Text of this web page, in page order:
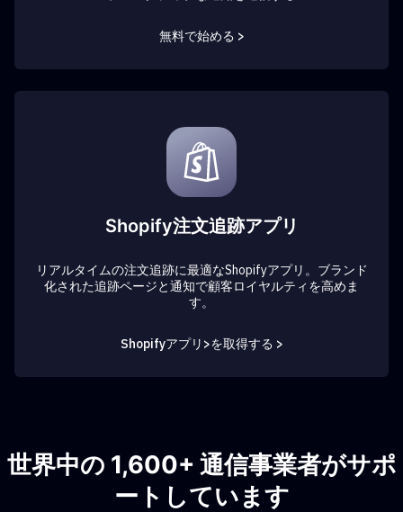
無料で始める >
Shopify注文追跡アプリ
リアルタイムの注文追跡に最適なShopifyアプリ。ブランド
化された追跡ページと通知で顧客ロイヤルティを高めま
す。
Shopifyアプリ>を取得する >
世界中の 1,600+ 通信事業者がサポ
ートしています